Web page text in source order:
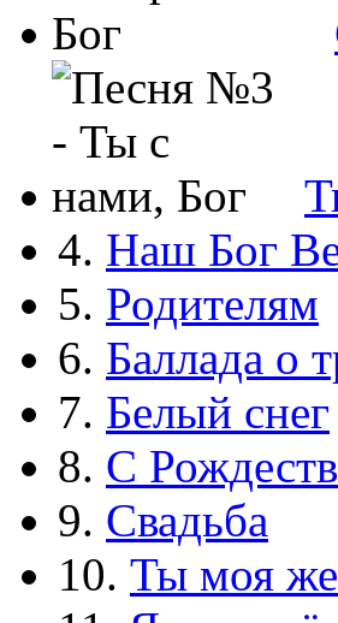
4. Наш Бог
5. Родителям
6. Баллада о
7. Белый снег
8. С
9. Свадьба
10. Ты моя